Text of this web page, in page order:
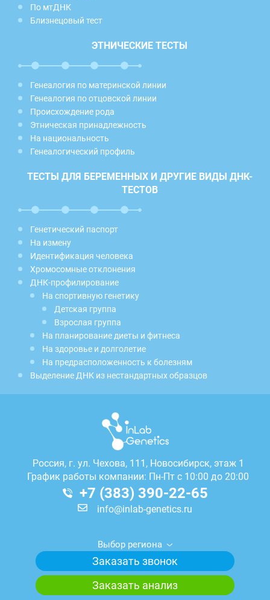
По мтДНК
Близнецовый тест
ЭТНИЧЕСКИЕ ТЕСТЫ
Генеалогия по материнской линии
Генеалогия по отцовской линии
Происхождение рода
Этническая принадлежность
На национальность
Генеалогический профиль
ТЕСТЫ ДЛЯ БЕРЕМЕННЫХ И ДРУГИЕ ВИДЫ ДНК-
ТЕСТОВ
Генетический паспорт
На измену
Идентификация человека
Хромосомные отклонения
ДНК-профилирование
На спортивную генетику
Детская группа
Взрослая группа
На планирование диеты и фитнеса
На здоровье и долголетие
На предрасположенность к болезням
Выделение ДНК из нестандартных образцов
Россия, г. ул. Чехова, 111, Новосибирск, этаж 1
График работы компании: Пн-Пт с 10:00 до 20:00
+7 (383) 390-22-65
info@inlab-genetics.ru
Выбор региона
Заказать звонок
Заказать анализ